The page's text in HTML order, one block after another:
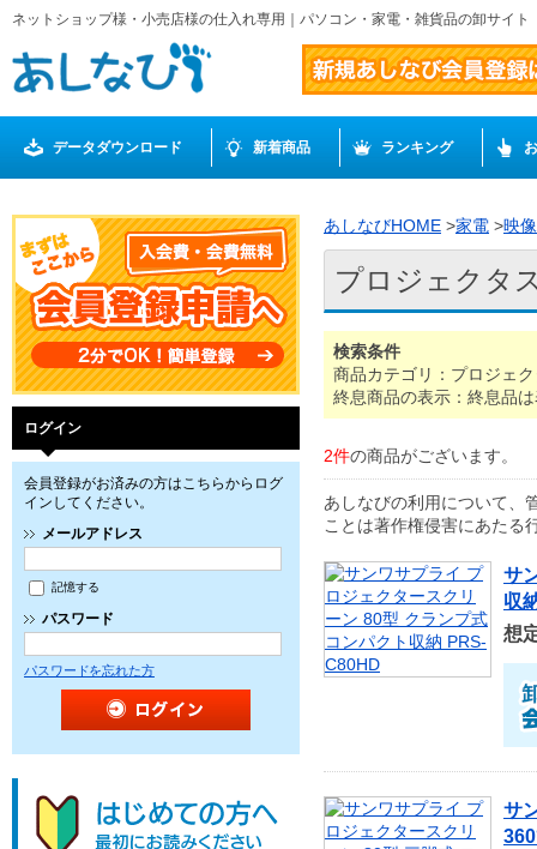
ネットショップ様・小売店様の仕入れ専用｜パソコン・家電・雑貨品の卸サイ
データダウンロード 新着商品 ランキング
ログイン
会員登録がお済みの方はこちらからログ
インしてください。
メールアドレス
記憶する
パスワード
パスワードを忘れた方
あしなびHOME >家電 >映
プロジェクタ
検索条件
商品カテゴリ：プロジェ
終息商品の表示：終息品
2件の商品がございます。
あしなびの利用について、
ことは著作権侵害にあたる
サ
収
想
サ